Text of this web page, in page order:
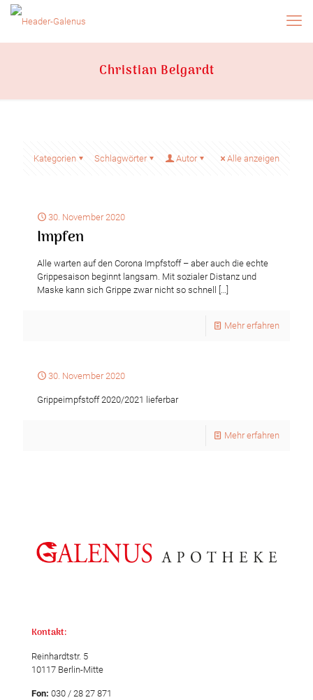
Christian Belgardt
Kategorien Schlagwörter Autor Alle anzeigen
30. November 2020
Impfen
Alle warten auf den Corona Impfstoff – aber auch die echte
Grippesaison beginnt langsam. Mit sozialer Distanz und
Maske kann sich Grippe zwar nicht so schnell
[…]
Mehr erfahren
30. November 2020
Grippeimpfstoff 2020/2021 lieferbar
Mehr erfahren
Kontakt:
Reinhardtstr. 5
10117 Berlin-Mitte
Fon: 030 / 28 27 871